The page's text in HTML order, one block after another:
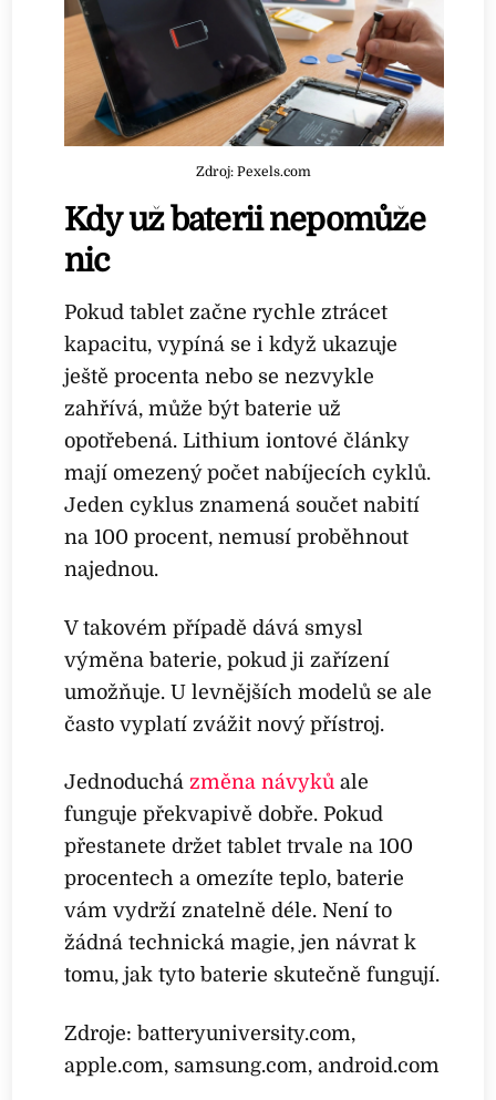
Zdroj: Pexels.com
Kdy už baterii nepomůže
nic
Pokud tablet začne rychle ztrácet
kapacitu, vypíná se i když ukazuje
ještě procenta nebo se nezvykle
zahřívá, může být baterie už
opotřebená. Lithium iontové články
mají omezený počet nabíjecích cyklů.
Jeden cyklus znamená součet nabití
na 100 procent, nemusí proběhnout
najednou.
V takovém případě dává smysl
výměna baterie, pokud ji zařízení
umožňuje. U levnějších modelů se ale
často vyplatí zvážit nový přístroj.
Jednoducházměna návyků ale
funguje překvapivě dobře. Pokud
přestanete držet tablet trvale na 100
procentech a omezíte teplo, baterie
vám vydrží znatelně déle. Není to
žádná technická magie, jen návrat k
tomu, jak tyto baterie skutečně fungují.
Zdroje: batteryuniversity.com,
apple.com, samsung.com, android.com